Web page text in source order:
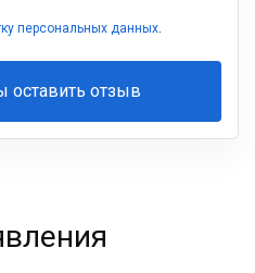
персональных данных.
оставить отзыв